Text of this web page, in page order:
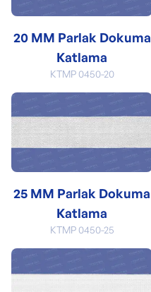
20 MM Parlak Dokuma
Katlama
KTMP 0450-20
25 MM Parlak Dokuma
Katlama
KTMP 0450-25